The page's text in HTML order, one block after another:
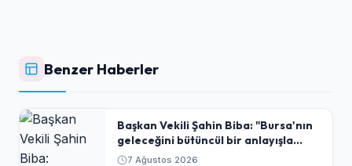
Benzer Haberler
Başkan Vekili Şahin Biba: "Bursa'nın
geleceğini bütüncül bir anlayışla
planlıyoruz"
7 Ağustos 2026